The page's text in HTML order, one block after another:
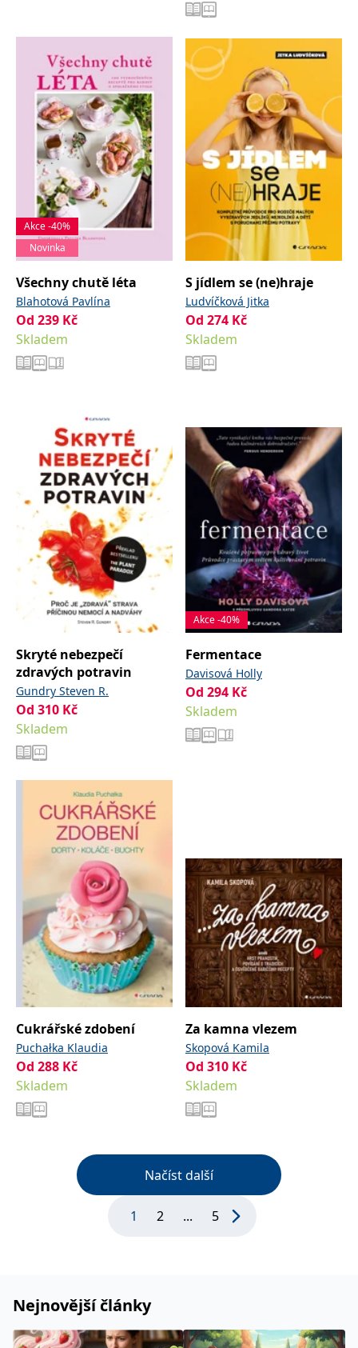
Akce -40%
Novinka
Všechny chutě léta
Blahotová Pavlína
Od 239 Kč
Skladem
S jídlem se (ne)hraje
Ludvíčková Jitka
Od 274 Kč
Skladem
Skryté nebezpečí
zdravých potravin
Gundry Steven R.
Od 310 Kč
Skladem
Akce -40%
Fermentace
Davisová Holly
Od 294 Kč
Skladem
Cukrářské zdobení
Puchałka Klaudia
Od 288 Kč
Skladem
Za kamna vlezem
Skopová Kamila
Od 310 Kč
Skladem
Načíst další
1 2 ... 5
Nejnovější články